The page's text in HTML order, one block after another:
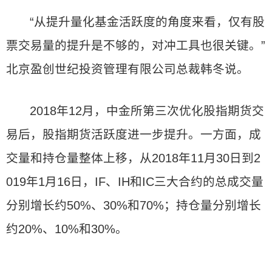
“从提升量化基金活跃度的角度来看，仅有股
票交易量的提升是不够的，对冲工具也很关键。”
北京盈创世纪投资管理有限公司总裁韩冬说。
2018年12月，中金所第三次优化股指期货交
易后，股指期货活跃度进一步提升。一方面，成
交量和持仓量整体上移，从2018年11月30日到2
019年1月16日，IF、IH和IC三大合约的总成交量
分别增长约50%、30%和70%；持仓量分别增长
约20%、10%和30%。